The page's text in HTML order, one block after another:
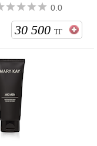
0.0
30 500 ТГ